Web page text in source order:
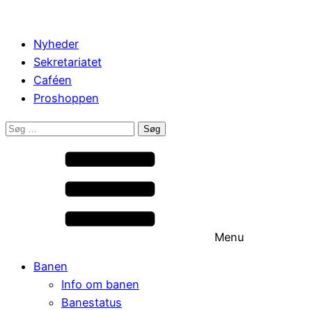
Nyheder
Sekretariatet
Caféen
Proshoppen
Søg
Menu
Banen
Info om banen
Banestatus